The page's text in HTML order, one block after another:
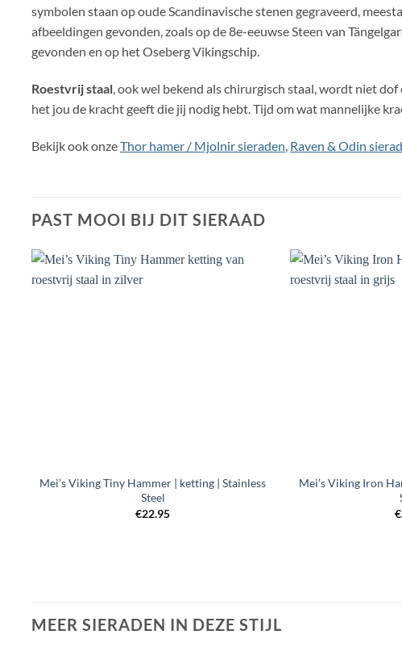
symbolen staan op oude Scandinavische stenen gegraveerd,
afbeeldingen gevonden, zoals op de 8e-eeuwse Steen van
gevonden en op het Oseberg Vikingschip.
Roestvrij staal, ook wel bekend als chirurgisch staal, wordt niet
het jou de kracht geeft die jij nodig hebt. Tijd om wat mannelijke
Bekijk ook onzeThor hamer / Mjolnir sieraden, Raven & Odin
PAST MOOI BIJ DIT SIERAAD
Mei’s Viking Tiny Hammer | ketting | Stainless
Steel
€22.95
Mei’s Viking Iron
€
MEER SIERADEN IN DEZE STIJL